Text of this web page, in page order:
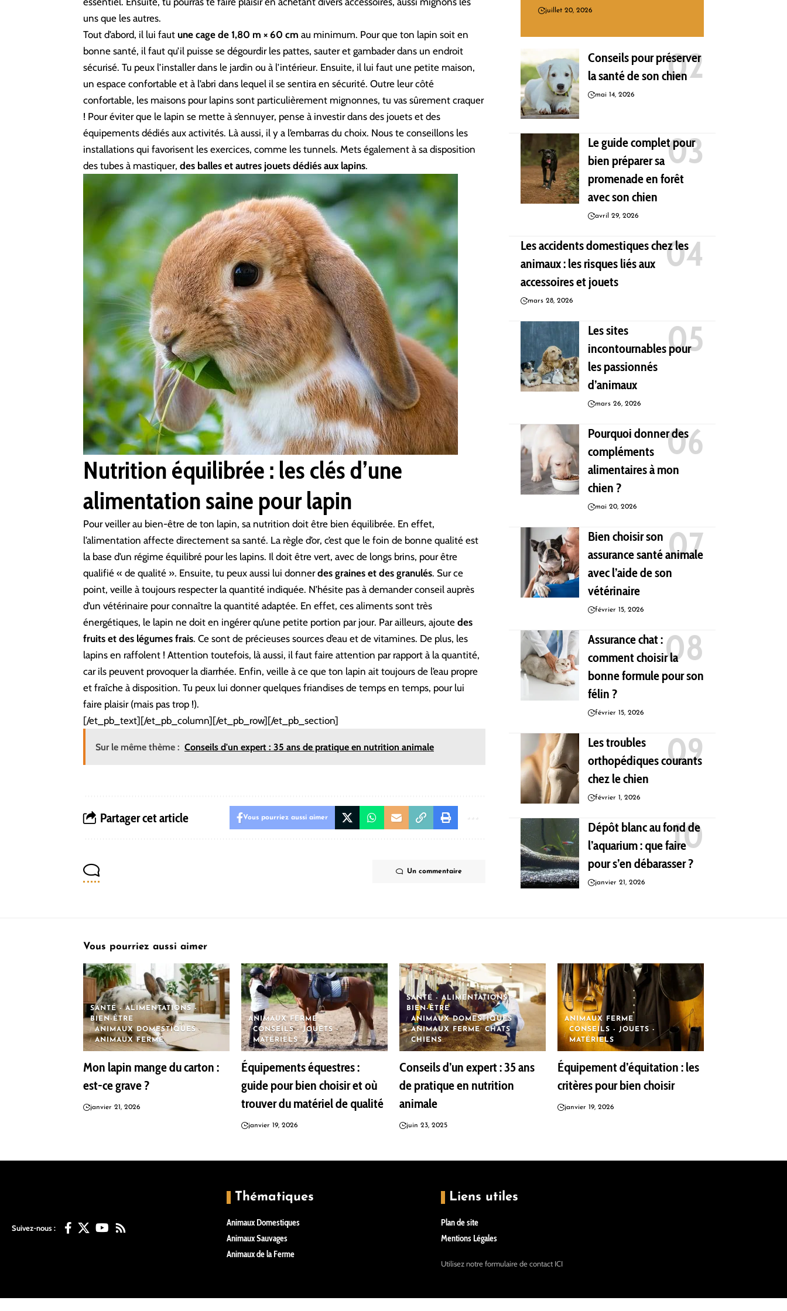
uns que les autres.
Tout d’abord, il lui faut une cage de 1,80 m × 60 cm au minimum. Pour que ton lapin soit en
bonne santé, il faut qu’il puisse se dégourdir les pattes, sauter et gambader dans un endroit
sécurisé. Tu peux l’installer dans le jardin ou à l’intérieur. Ensuite, il lui faut une petite maison,
un espace confortable et à l’abri dans lequel il se sentira en sécurité. Outre leur côté
confortable, les maisons pour lapins sont particulièrement mignonnes, tu vas sûrement craquer
! Pour éviter que le lapin se mette à s’ennuyer, pense à investir dans des jouets et des
équipements dédiés aux activités. Là aussi, il y a l’embarras du choix. Nous te conseillons les
installations qui favorisent les exercices, comme les tunnels. Mets également à sa disposition
des tubes à mastiquer, des balles et autres jouets dédiés aux lapins.
Nutrition équilibrée : les clés d’une
alimentation saine pour lapin
Pour veiller au bien-être de ton lapin, sa nutrition doit être bien équilibrée. En effet,
l’alimentation affecte directement sa santé. La règle d’or, c’est que le foin de bonne qualité est
la base d’un régime équilibré pour les lapins. Il doit être vert, avec de longs brins, pour être
qualifié « de qualité ». Ensuite, tu peux aussi lui donnerdes graines et des granulés. Sur ce
point, veille à toujours respecter la quantité indiquée. N’hésite pas à demander conseil auprès
d’un vétérinaire pour connaître la quantité adaptée. En effet, ces aliments sont très
énergétiques, le lapin ne doit en ingérer qu’une petite portion par jour. Par ailleurs, ajoute des
fruits et des légumes frais. Ce sont de précieuses sources d’eau et de vitamines. De plus, les
lapins en raffolent ! Attention toutefois, là aussi, il faut faire attention par rapport à la quantité,
car ils peuvent provoquer la diarrhée. Enfin, veille à ce que ton lapin ait toujours de l’eau propre
et fraîche à disposition. Tu peux lui donner quelques friandises de temps en temps, pour lui
faire plaisir (mais pas trop !).
[/et_pb_text][/et_pb_column][/et_pb_row][/et_pb_section]
Sur le même thème : Conseils d'un expert : 35 ans de pratique en nutrition animale
Partager cet article Vous pourriez aussi aimer
Un commentaire
juillet 20, 2026
Conseils pour préserver
la santé de son chien
mai 14, 2026
Le guide complet pour
bien préparer sa
promenade en forêt
avec son chien
avril 29, 2026
Les accidents domestiques chez les
animaux : les risques liés aux
accessoires et jouets
mars 28, 2026
Les sites
incontournables pour
les passionnés
d’animaux
mars 26, 2026
Pourquoi donner des
compléments
alimentaires à mon
chien ?
mai 20, 2026
Bien choisir son
assurance santé animale
avec l’aide de son
vétérinaire
février 15, 2026
Assurance chat :
comment choisir la
bonne formule pour son
félin ?
février 15, 2026
Les troubles
orthopédiques courants
chez le chien
février 1, 2026
Dépôt blanc au fond de
l’aquarium : que faire
pour s’en débarasser ?
janvier 21, 2026
Vous pourriez aussi aimer
SANTÉ - ALIMENTATIONS -
BIEN-ÊTRE
ANIMAUX DOMESTIQUES
ANIMAUX FERME
Mon lapin mange du carton :
est-ce grave ?
janvier 21, 2026
ANIMAUX FERME
CONSEILS - JOUETS -
MATÉRIELS
Équipements équestres :
guide pour bien choisir et où
trouver du matériel de qualité
janvier 19, 2026
SANTÉ - ALIMENTATIONS -
BIEN-ÊTRE
ANIMAUX DOMESTIQUES
ANIMAUX FERME
CHATS
CHIENS
Conseils d’un expert : 35 ans
de pratique en nutrition
animale
juin 23, 2025
ANIMAUX FERME
CONSEILS - JOUETS -
MATÉRIELS
Équipement d’équitation : les
critères pour bien choisir
janvier 19, 2026
Suivez-nous :
Thématiques
Animaux Domestiques
Animaux Sauvages
Animaux de la Ferme
Liens utiles
Plan de site
Mentions Légales
Utilisez notre formulaire de contact ICI